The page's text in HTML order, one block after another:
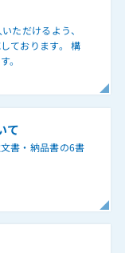
ただけるよう、
ております。 構
。
て
書・納品書の6書